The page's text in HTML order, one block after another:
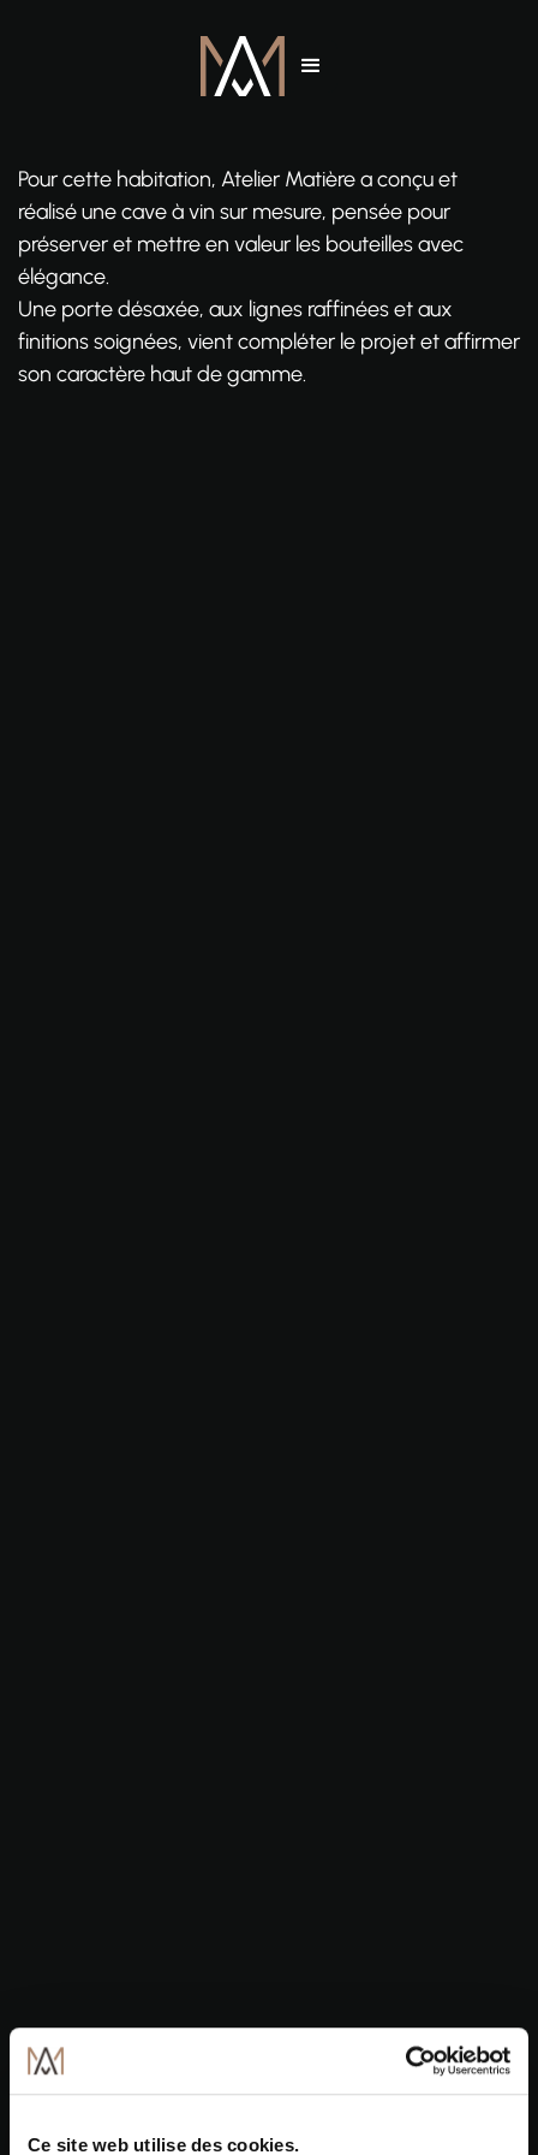
Ce site web utilise des cookies.
Pour cette habitation, Atelier Matière a conçu et
réalisé une cave à vin sur mesure, pensée pour
préserver et mettre en valeur les bouteilles avec
élégance.
Une porte désaxée, aux lignes raffinées et aux
finitions soignées, vient compléter le projet et affirmer
son caractère haut de gamme.